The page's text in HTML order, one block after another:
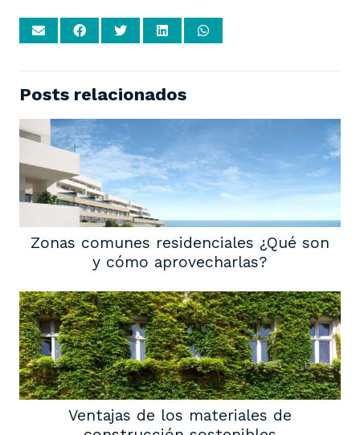
Posts relacionados
Zonas comunes residenciales ¿Qué son
y cómo aprovecharlas?
Ventajas de los materiales de